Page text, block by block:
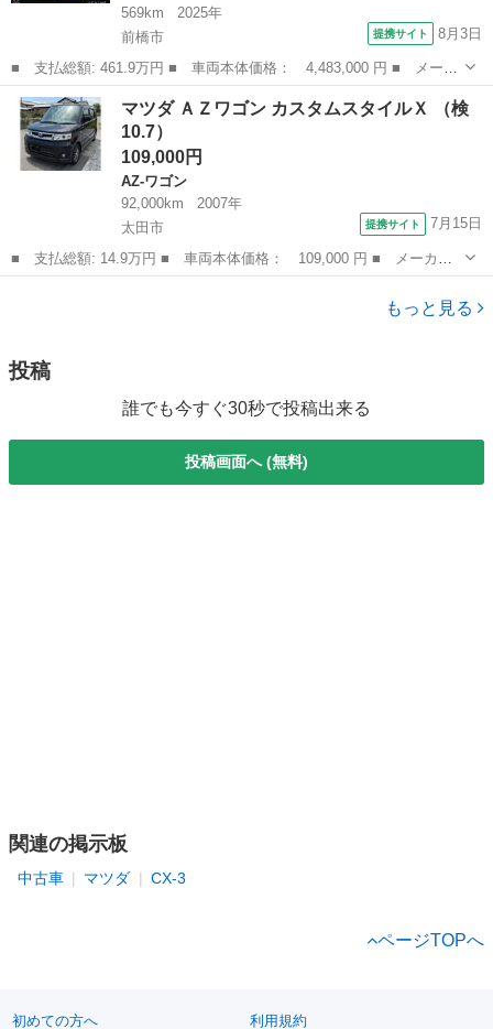
569km
2025年
前橋市
提携サイト 8月3日
■ 支払総額: 461.9万円 ■ 車両本体価格： 4,483,000 円 ■ メーカ
ー名： マツダ ■ 車種名： ＣＸ－８０ ■ グレード名： ３．
３ ＸＤ ドライブ エディション ナッパ レザー パッケ ディ
ーゼルター...
群馬 前橋市 マツダ
マツダ ＡＺワゴン カスタムスタイルＸ （検
10.7）
109,000円
AZ-ワゴン
92,000km
2007年
太田市
提携サイト 7月15日
■ 支払総額: 14.9万円 ■ 車両本体価格： 109,000 円 ■ メーカー
名： マツダ ■ 車種名： ＡＺワゴン ■ グレード名： カスタム
スタイルＸ ■ 排気量： 660cc ■ ドア枚数： 5D ■ ミッション...
もっと見る
投稿
誰でも今すぐ30秒で投稿出来る
投稿画面へ (無料)
関連の掲示板
中古車 マツダ CX-3
ページTOPへ
初めての方へ 利用規約